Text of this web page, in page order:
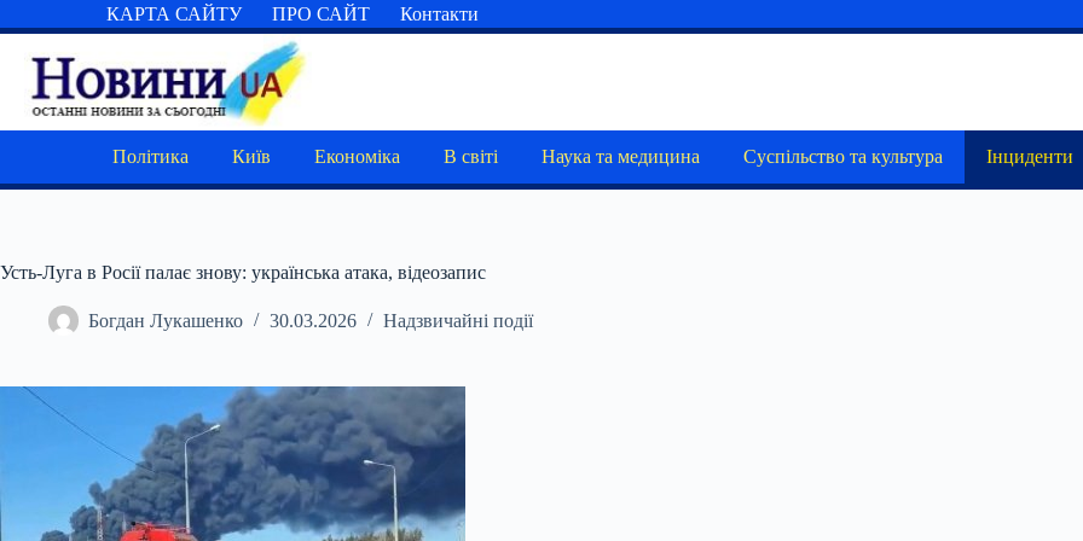
до
вмісту
КАРТА САЙТУ ПРО САЙТ Контакти
Політика Київ Економіка В світі Наука та медицина Суспільство та культура Інциденти
Усть-Луга в Росії палає знову: українська атака, відеозапис
Богдан Лукашенко 30.03.2026 Надзвичайні події